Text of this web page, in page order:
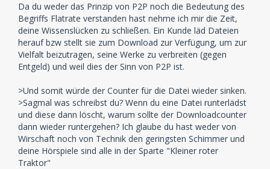
Da du weder das Prinzip von P2P noch die Bedeutung des
Begriffs Flatrate verstanden hast nehme ich mir die Zeit,
deine Wissenslücken zu schließen. Ein Kunde läd Dateien
herauf bzw stellt sie zum Download zur Verfügung, um zur
Vielfalt beizutragen, seine Werke zu verbreiten (gegen
Entgeld) und weil dies der Sinn von P2P ist.
>Und somit würde der Counter für die Datei wieder sinken.
>Sagmal was schreibst du? Wenn du eine Datei runterlädst
und diese dann löscht, warum sollte der Downloadcounter
dann wieder runtergehen? Ich glaube du hast weder von
Wirschaft noch von Technik den geringsten Schimmer und
deine Hörspiele sind alle in der Sparte "Kleiner roter
Traktor"